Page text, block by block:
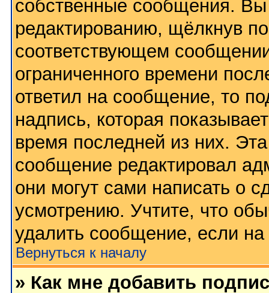
собственные сообщения.
редактированию, щёлкнув
соответствующем
ограниченного времени
ответил на сообщение, то
надпись, которая
время последней из них.
сообщение редактировал
они могут сами написать о
усмотрению. Учтите, что
удалить сообщение, если на
Вернуться к началу
» Как мне добавить